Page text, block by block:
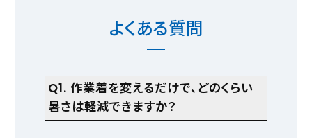
よくある質問
Q1. 作業着を変えるだけで、どのくらい
暑さは軽減できますか？